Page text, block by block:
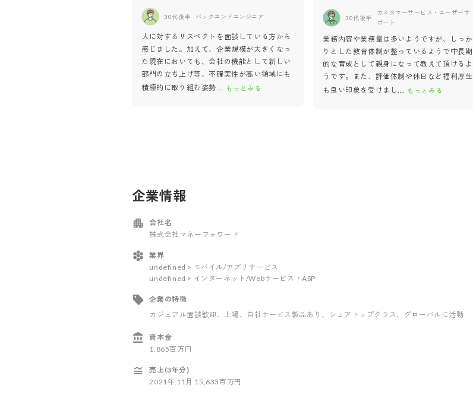
30代後半 バックエンドエンジニア
人に対するリスペクトを面談している方から
感じました。加えて、企業規模が大きくなっ
た現在においても、会社の機能として新しい
部門の立ち上げ等、不確実性が高い領域にも
積極的に取り組む姿勢... もっとみる
30代後半
カスタマーサービス・ユーザーサ
ポート
業務内容や業務量は多いようですが、しっか
りとした教育体制が整っているようで中長期
的な育成として親身になって教えて頂けるよ
うです。また、評価体制や休日など福利厚生
も良い印象を受けまし... もっとみる
企業情報
会社名
株式会社マネーフォワード
業界
undefined > モバイル/アプリサービス
undefined > インターネット/Webサービス・ASP
企業の特徴
カジュアル面談歓迎、上場 、自社サービス製品あり 、シェアトップクラス 、グローバルに活動
資本金
1,865百万円
売上(3年分)
2021年 11月 15,633百万円